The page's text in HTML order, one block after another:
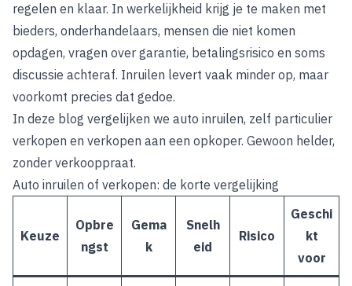
regelen en klaar. In werkelijkheid krijg je te maken met
bieders, onderhandelaars, mensen die niet komen
opdagen, vragen over garantie, betalingsrisico en soms
discussie achteraf. Inruilen levert vaak minder op, maar
voorkomt precies dat gedoe.
In deze blog vergelijken we auto inruilen, zelf particulier
verkopen en verkopen aan een opkoper. Gewoon helder,
zonder verkooppraat.
Auto inruilen of verkopen: de korte vergelijking
Keuze
Opbre
ngst
Gema
k
Snelh
eid
Risico
Geschi
kt
voor